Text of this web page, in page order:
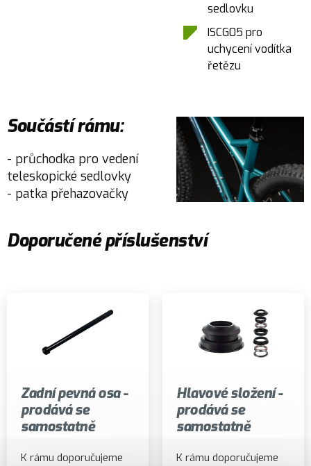
sedlovku
ISCG05 pro
uchycení vodítka
řetězu
Součástí rámu:
- průchodka pro vedení
teleskopické sedlovky
- patka přehazovačky
Doporučené příslušenství
Zadní pevná osa -
prodává se
samostatně
K rámu doporučujeme
Hlavové složení -
prodává se
samostatně
K rámu doporučujeme